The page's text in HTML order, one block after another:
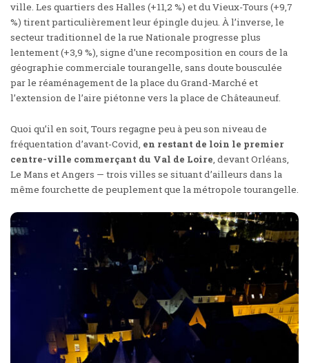
ville. Les quartiers des Halles (+11,2 %) et du Vieux-Tours (+9,7
%) tirent particulièrement leur épingle du jeu. À l’inverse, le
secteur traditionnel de la rue Nationale progresse plus
lentement (+3,9 %), signe d’une recomposition en cours de la
géographie commerciale tourangelle, sans doute bousculée
par le réaménagement de la place du Grand-Marché et
l’extension de l’aire piétonne vers la place de Châteauneuf.
Quoi qu’il en soit, Tours regagne peu à peu son niveau de
fréquentation d’avant-Covid, en restant de loin le premier
centre-ville commerçant du Val de Loire, devant Orléans,
Le Mans et Angers — trois villes se situant d’ailleurs dans la
même fourchette de peuplement que la métropole tourangelle.